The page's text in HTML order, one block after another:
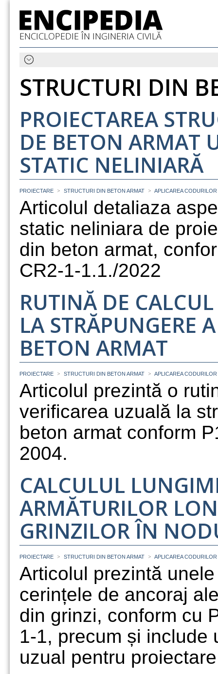
STRUCTURI DIN
PROIECTAREA
DE BETON ARMAT
STATIC NELINIARĂ
PROIECTARE > STRUCTURI DIN BETON ARMAT > APLICAREA
Articolul detaliaza
static neliniara de
din beton armat,
CR2-1-1.1./2022
RUTINĂ DE
LA STRĂPUNGERE
BETON ARMAT
PROIECTARE > STRUCTURI DIN BETON ARMAT > APLICAREA
Articolul prezintă o
verificarea uzuală la
beton armat conform
2004.
CALCULUL
ARMĂTURILOR
GRINZILOR ÎN
PROIECTARE > STRUCTURI DIN BETON ARMAT > APLICAREA
Articolul prezintă
cerințele de ancoraj
din grinzi, conform cu
1-1, precum și include
uzual pentru proiectare